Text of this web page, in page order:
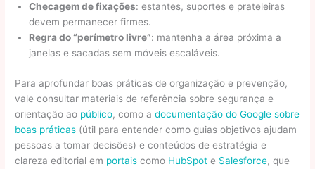
Checagem de fixações: estantes, suportes e prateleiras
devem permanecer firmes.
Regra do “perímetro livre”: mantenha a área próxima a
janelas e sacadas sem móveis escaláveis.
Para aprofundar boas práticas de organização e prevenção,
vale consultar materiais de referência sobre segurança e
orientação ao público, como adocumentação do Google sobre
boas práticas (útil para entender como guias objetivos ajudam
pessoas a tomar decisões) e conteúdos de estratégia e
clareza editorial em portais como HubSpot e Salesforce, que